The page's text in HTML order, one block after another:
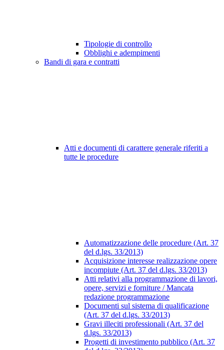
Tipologie di controllo
Obblighi e adempimenti
Bandi di gara e contratti
Atti e documenti di carattere generale riferiti a
tutte le procedure
Automatizzazione delle procedure (Art. 37
del d.lgs. 33/2013)
Acquisizione interesse realizzazione opere
incompiute (Art. 37 del d.lgs. 33/2013)
Atti relativi alla programmazione di lavori,
opere, servizi e forniture / Mancata
redazione programmazione
Documenti sul sistema di qualificazione
(Art. 37 del d.lgs. 33/2013)
Gravi illeciti professionali (Art. 37 del
d.lgs. 33/2013)
Progetti di investimento pubblico (Art. 37